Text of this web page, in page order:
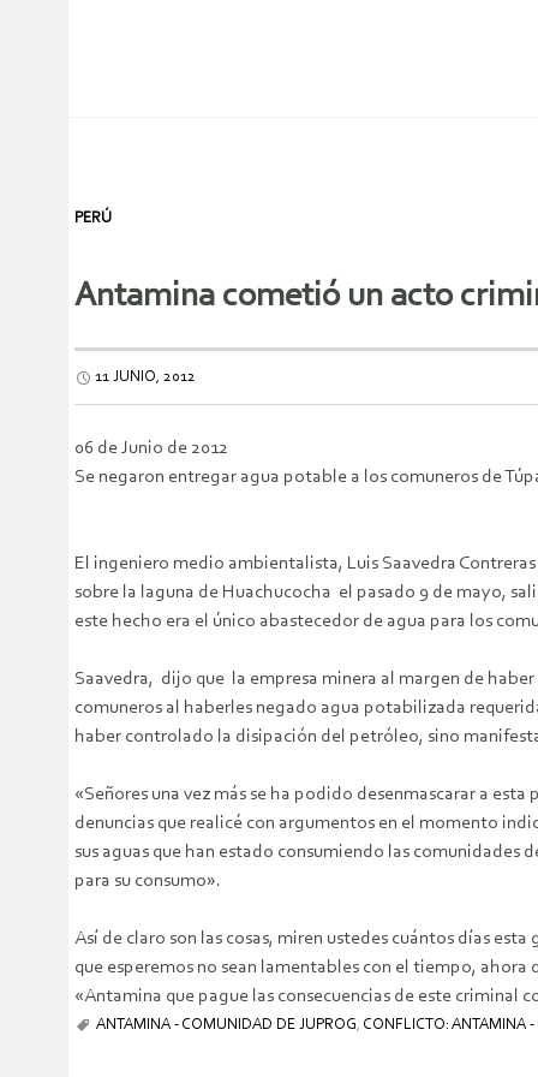
PERÚ
Antamina cometió un acto
11 JUNIO, 2012
06 de Junio de 2012
Se negaron entregar agua potable a los comuneros de
El ingeniero medio ambientalista, Luis Saavedra
sobre la laguna de Huachucocha el pasado 9 de mayo,
este hecho era el único abastecedor de agua para los
Saavedra, dijo que la empresa minera al margen de
comuneros al haberles negado agua potabilizada
haber controlado la disipación del petróleo, sino
«Señores una vez más se ha podido desenmascarar a
denuncias que realicé con argumentos en el momento
sus aguas que han estado consumiendo las
para su consumo».
Así de claro son las cosas, miren ustedes cuántos días
que esperemos no sean lamentables con el tiempo,
«Antamina que pague las consecuencias de este criminal
ANTAMINA - COMUNIDAD DE JUPROG, CONFLICTO: ANTAMINA